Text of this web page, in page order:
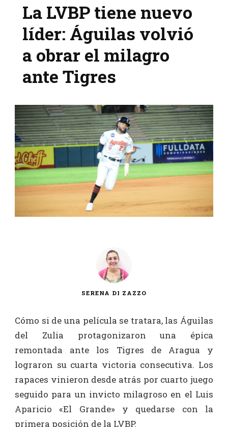
La LVBP tiene nuevo
líder: Águilas volvió
a obrar el milagro
ante Tigres
SERENA DI ZAZZO
Cómo si de una película se tratara, las Águilas
del Zulia protagonizaron una épica
remontada ante los Tigres de Aragua y
lograron su cuarta victoria consecutiva. Los
rapaces vinieron desde atrás por cuarto juego
seguido para un invicto milagroso en el Luis
Aparicio «El Grande» y quedarse con la
primera posición de la LVBP.